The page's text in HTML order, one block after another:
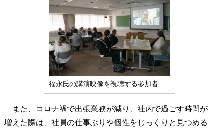
福永氏の講演映像を視聴する参加者
また、コロナ禍で出張業務が減り、社内で過ごす時間が
増えた際は、社員の仕事ぶりや個性をじっくりと見つめる